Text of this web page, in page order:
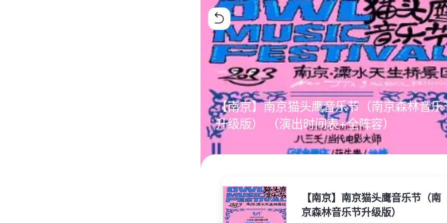
【南京】南京猫头鹰音乐节（南京森林音乐
升级版） （演出时间表+全阵容）
【南京】南京猫头鹰音乐节（南
京森林音乐节升级版）